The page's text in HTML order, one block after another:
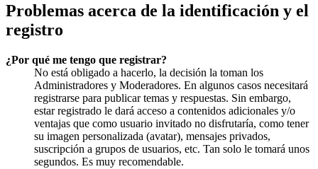
Problemas acerca de la identificación y el
registro
¿Por qué me tengo que registrar?
No está obligado a hacerlo, la decisión la toman los
Administradores y Moderadores. En algunos casos necesitará
registrarse para publicar temas y respuestas. Sin embargo,
estar registrado le dará acceso a contenidos adicionales y/o
ventajas que como usuario invitado no disfrutaría, como tener
su imagen personalizada (avatar), mensajes privados,
suscripción a grupos de usuarios, etc. Tan solo le tomará unos
segundos. Es muy recomendable.